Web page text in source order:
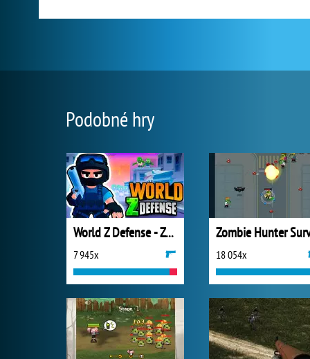
Podobné hry
World Z Defense - Zombie Defense
7 945x 18 054x